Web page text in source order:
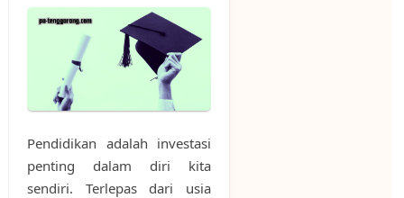
Pendidikan adalah investasi
penting dalam diri kita
sendiri. Terlepas dari usia